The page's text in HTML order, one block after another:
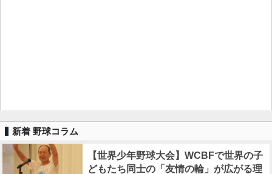
新着 野球コラム
【世界少年野球大会】WCBFで世界の子
どもたち同士の「友情の輪」が広がる理